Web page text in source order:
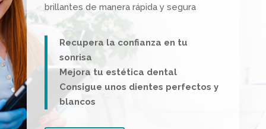
brillantes de manera rápida y segura
Recupera la confianza en tu
sonrisa
Mejora tu estética dental
Consigue unos dientes perfectos y
blancos